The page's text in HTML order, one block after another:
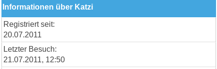
Informationen über Katzi
Registriert seit:
20.07.2011
Letzter Besuch:
21.07.2011, 12:50